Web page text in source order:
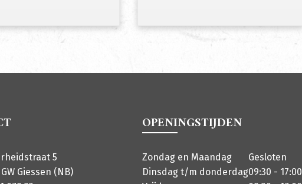
5
Giessen (NB)
OPENINGSTIJDEN
Zondag en Maandag
Gesloten
Dinsdag t/m donderdag09:30 - 17:00